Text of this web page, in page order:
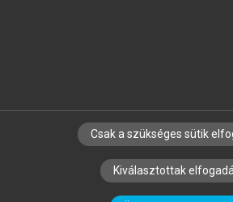
SZERZŐKNEK CÉGEKNEK
SZERKESZTÉSI ÉS LEKTORÁLÁSI
Csak a szükséges sütik
Kiválasztottak